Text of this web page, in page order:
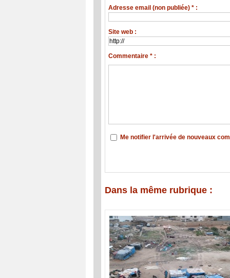
Adresse email (non publiée) * :
Site web :
Commentaire * :
Me notifier l'arrivée de nouveaux
Dans la même rubrique :